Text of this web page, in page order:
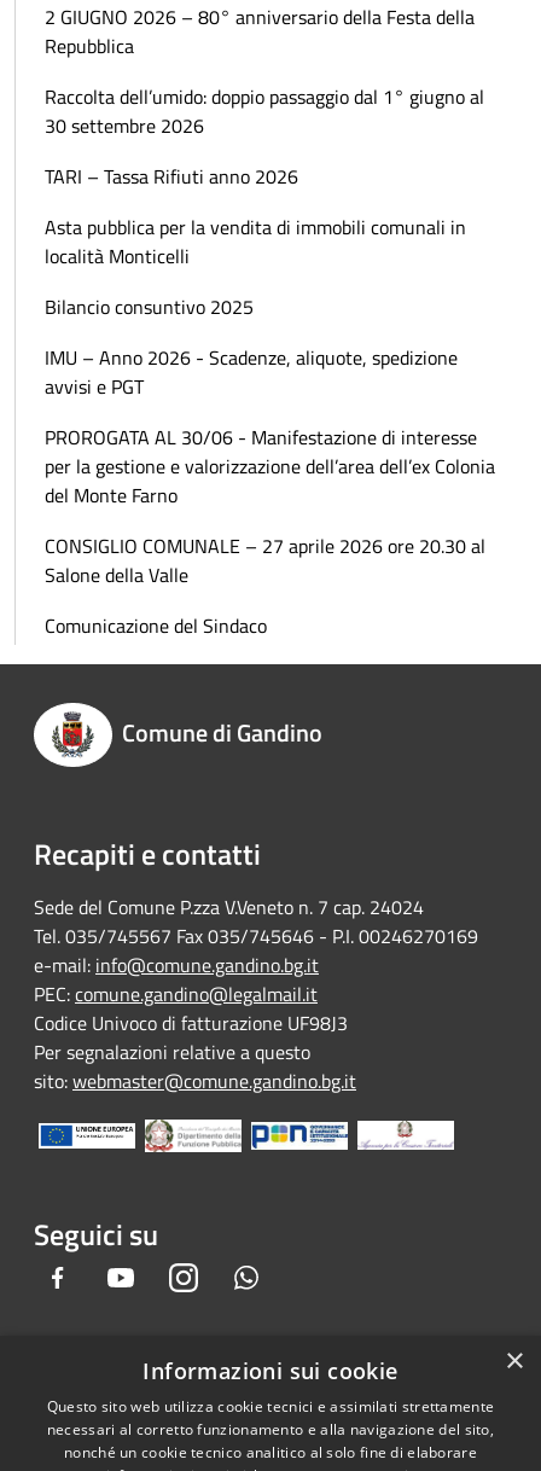
2 GIUGNO 2026 – 80° anniversario della Festa della
Repubblica
Raccolta dell’umido: doppio passaggio dal 1° giugno al
30 settembre 2026
TARI – Tassa Rifiuti anno 2026
Asta pubblica per la vendita di immobili comunali in
località Monticelli
Bilancio consuntivo 2025
IMU – Anno 2026 - Scadenze, aliquote, spedizione
avvisi e PGT
PROROGATA AL 30/06 - Manifestazione di interesse
per la gestione e valorizzazione dell’area dell’ex Colonia
del Monte Farno
CONSIGLIO COMUNALE – 27 aprile 2026 ore 20.30 al
Salone della Valle
Comunicazione del Sindaco
Comune di Gandino
Recapiti e contatti
Sede del Comune P.zza V.Veneto n. 7 cap. 24024
Tel. 035/745567 Fax 035/745646 - P.I. 00246270169
e-mail: info@comune.gandino.bg.it
PEC:comune.gandino@legalmail.it
Codice Univoco di fatturazione UF98J3
Per segnalazioni relative a questo
sito:webmaster@comune.gandino.bg.it
Seguici su
Facebook YoutubeInstagram
Accessibilità
Privacy
Gandino • Powered by
Municipium•Accesso
×
Informazioni sui cookie
Questo sito web utilizza cookie tecnici e assimilati strettamente
necessari al corretto funzionamento e alla navigazione del sito,
nonché un cookie tecnico analitico al solo fine di elaborare